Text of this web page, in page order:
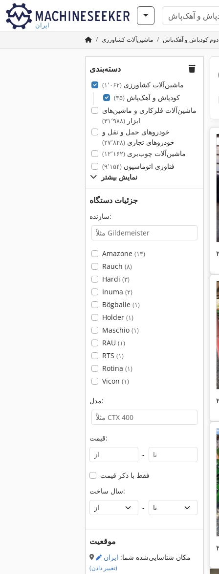
ایران
ماشین‌آلات کشاورزی کودپاش و آهک‌پاش
دسته‌بندی
ماشین‌آلات کشاورزی(۱٬۰۶۲)
کودپاش و آهک‌پاش(۳۵)
ماشین‌آلات فلزکاری و ماشین‌های
ابزار(۳۱٬۹۸۸)
خودروهای حمل و نقل و
خودروهای تجاری(۲۷٬۸۲۸)
ماشین‌آلات چوب‌بری(۱۲٬۱۶۲)
فناوری اتوماسیون(۹٬۱۵۴)
نمایش بیشتر
جزئیات دستگاه
سازنده:
Amazone (۱۳)
Rauch (۸)
Hardi (۳)
Inuma (۲)
Bögballe (۱)
Holder (۱)
Maschio (۱)
RAU (۱)
RTS (۱)
Rotina (۱)
Vicon (۱)
مدل:
قیمت:
-
فقط با ذکر قیمت
سال ساخت:
-
موقعیت
مکان شناسایی‌شده شما: ایران
(تغییر دادن)